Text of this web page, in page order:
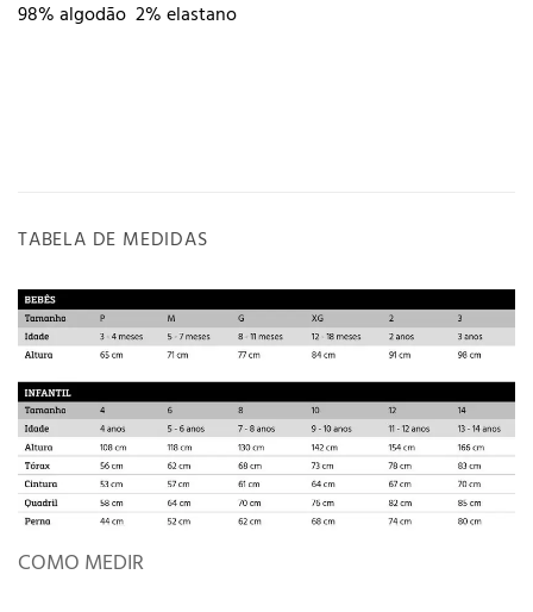
98% algodão 2% elastano
TABELA DE MEDIDAS
COMO MEDIR